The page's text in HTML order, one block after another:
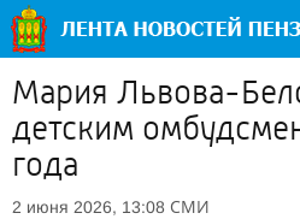
Мария Львова-
детским
года
2 июня 2026, 13:08 СМИ